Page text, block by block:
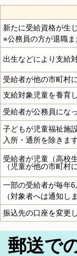
新たに受給資格が生
※公務員の方が退職
出生などにより支給
受給者が他の市町村
支給対象児童を養育
受給者が公務員にな
子どもが児童福祉施
入所・通所を除きます
受給者が児童（高校
（児童が他の市町村
一部の受給者が毎年6
（対象者へは通知し
振込先の口座を変更
郵送で